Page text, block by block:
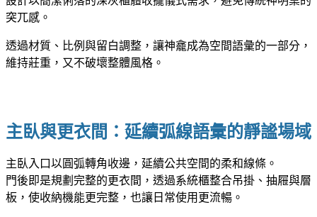
突兀感。
透過材質、比例與留白調整，讓神龕成為空間語彙的一部分，
維持莊重，又不破壞整體風格。
主臥與更衣間：延續弧線語彙的靜謐場域
主臥入口以圓弧轉角收邊，延續公共空間的柔和線條。
門後即是規劃完整的更衣間，透過系統櫃整合吊掛、抽屜與層
板，使收納機能更完整，也讓日常使用更流暢。